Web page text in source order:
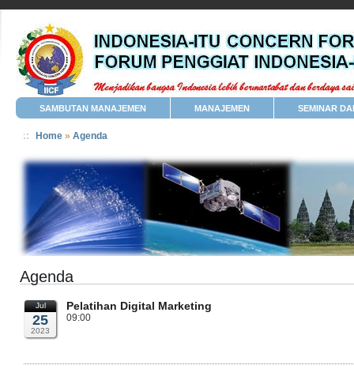
SAMBUTAN MANAJEMEN MANAJEMEN SEMINAR
Home » Agenda
Agenda
Jul
25
2023
Pelatihan Digital Marketing
09:00